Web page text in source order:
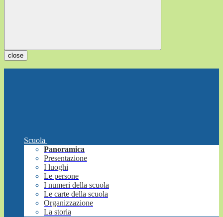
close
Scuola
Panoramica
Presentazione
I luoghi
Le persone
I numeri della scuola
Le carte della scuola
Organizzazione
La storia